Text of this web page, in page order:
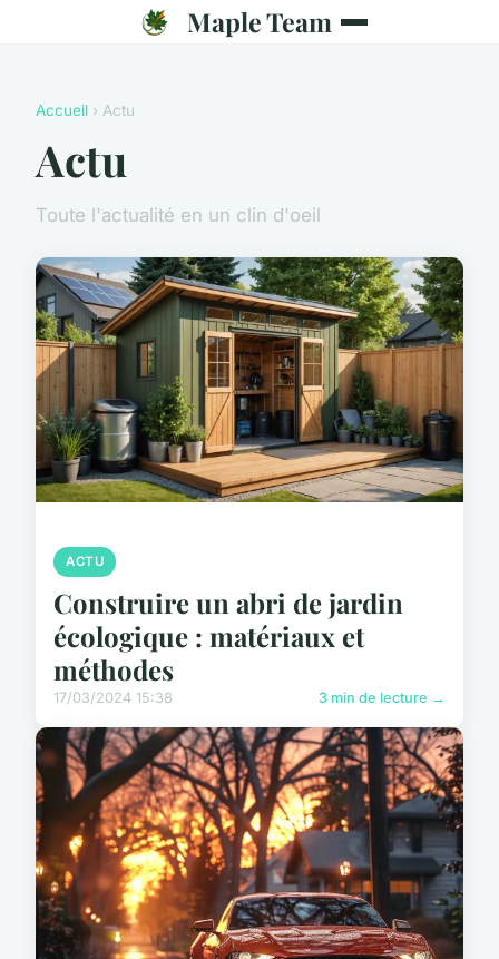
Maple Team
Accueil › Actu
Actu
Toute l'actualité en un clin d'oeil
ACTU
Construire un abri de jardin
écologique : matériaux et
méthodes
17/03/2024 15:38 3 min de lecture →